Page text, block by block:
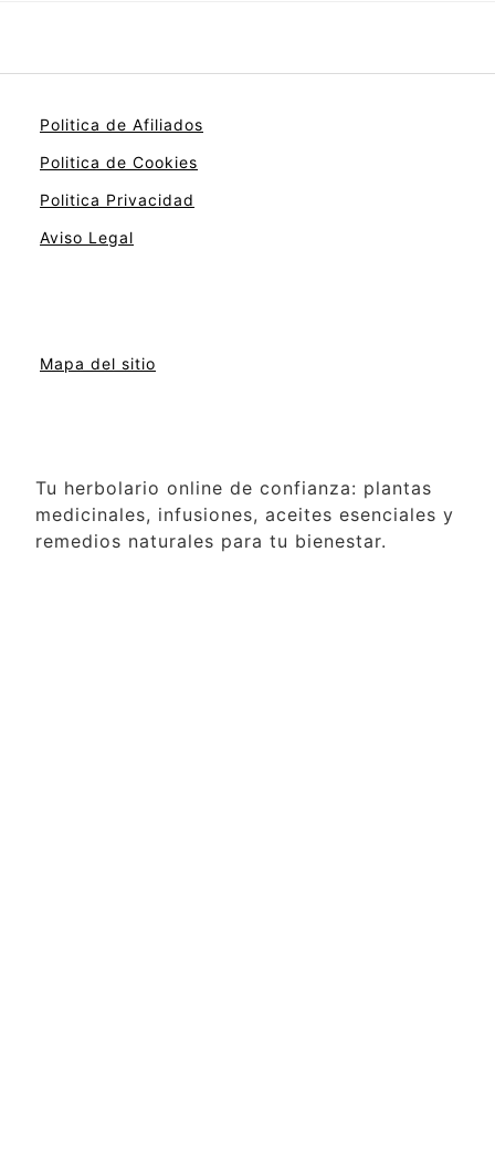
Politica de Afiliados
Politica de Cookies
Politica Privacidad
Aviso Legal
Mapa del sitio
Tu herbolario online de confianza: plantas
medicinales, infusiones, aceites esenciales y
remedios naturales para tu bienestar.